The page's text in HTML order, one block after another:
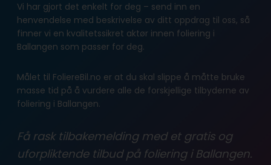
Vi har gjort det enkelt for deg – send inn en
henvendelse med beskrivelse av ditt oppdrag til oss, så
finner vi en kvalitetssikret aktør innen foliering i
Ballangen som passer for deg.
Målet til FoliereBil.no er at du skal slippe å måtte bruke
masse tid på å vurdere alle de forskjellige tilbyderne av
foliering i Ballangen.
Få rask tilbakemelding med et gratis og
uforpliktende tilbud på foliering i Ballangen.